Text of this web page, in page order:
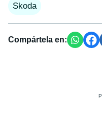
Skoda
Compártela en: